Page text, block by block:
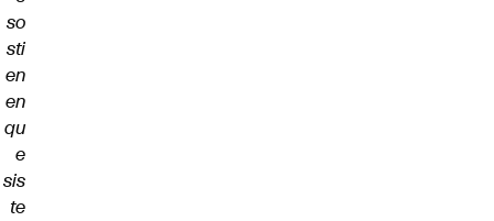
so
sti
en
en
qu
e
sis
te